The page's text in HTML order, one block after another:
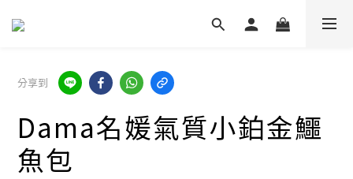
分享到
Dama名媛氣質小鉑金鱷
魚包